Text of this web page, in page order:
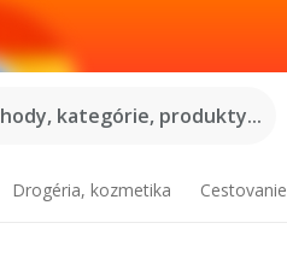
kategórie, produkty...
Drogéria, kozmetika Cestovanie